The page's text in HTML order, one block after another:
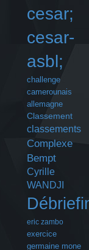
cesar;
cesar-
asbl;
challenge
camerounais
allemagne
Classement
classements
Complexe
Bempt
Cyrille
WANDJI
eric zambo
exercice
germaine mone